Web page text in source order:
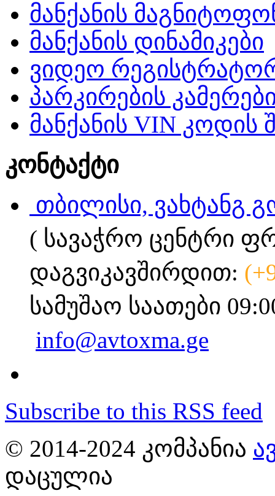
მანქანის
მანქანის დინამიკები
ვიდეო
პარკირების
მანქანის VIN კოდის
კონტაქტი
თბილისი, ვახტანგ
( სავაჭრო ცენტრი
დაგვიკავშირდით:
სამუშაო საათები
info@avtoxma.ge
Subscribe to this RSS feed
© 2014-2024 ᲙᲝᲛᲞᲐᲜᲘᲐ
ᲓᲐᲪᲣᲚᲘᲐ